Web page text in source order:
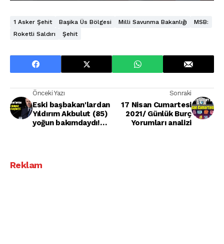
1 Asker Şehit Başika Üs Bölgesi Milli Savunma Bakanlığı
MSB:
Roketli Saldırı
Şehit
Önceki Yazı
Eski başbakan'lardan
Yıldırım Akbulut (85)
yoğun bakımdaydı!
Sonraki
17 Nisan Cumartesi
2021/ Günlük Burç
Yorumları analizi
Reklam